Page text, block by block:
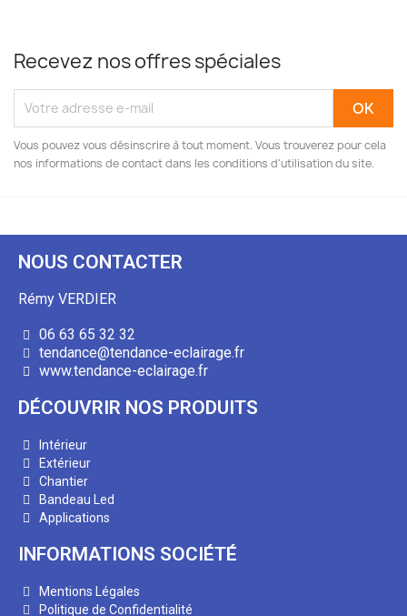
Recevez nos offres spéciales
Vous pouvez vous désinscrire à tout moment. Vous trouverez pour cela
nos informations de contact dans les conditions d'utilisation du site.
NOUS CONTACTER
Rémy VERDIER
06 63 65 32 32
tendance@tendance-eclairage.fr
www.tendance-eclairage.fr
DÉCOUVRIR NOS PRODUITS
Intérieur
Extérieur
Chantier
Bandeau Led
Applications
INFORMATIONS SOCIÉTÉ
Mentions Légales
Politique de Confidentialité